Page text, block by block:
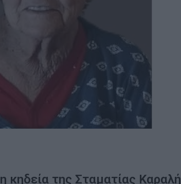
κηδεία της Σταματίας Καραλή